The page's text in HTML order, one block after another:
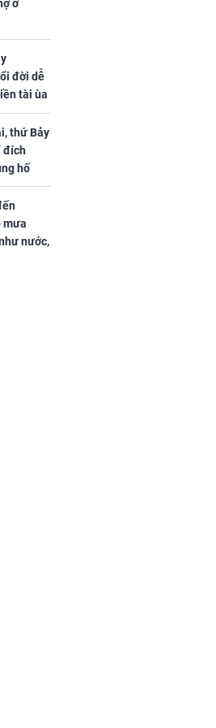
ở
đời dễ
tài ùa
đến,
thứ Bảy
đích
hố
'như lũ
gia
mưa
nước,